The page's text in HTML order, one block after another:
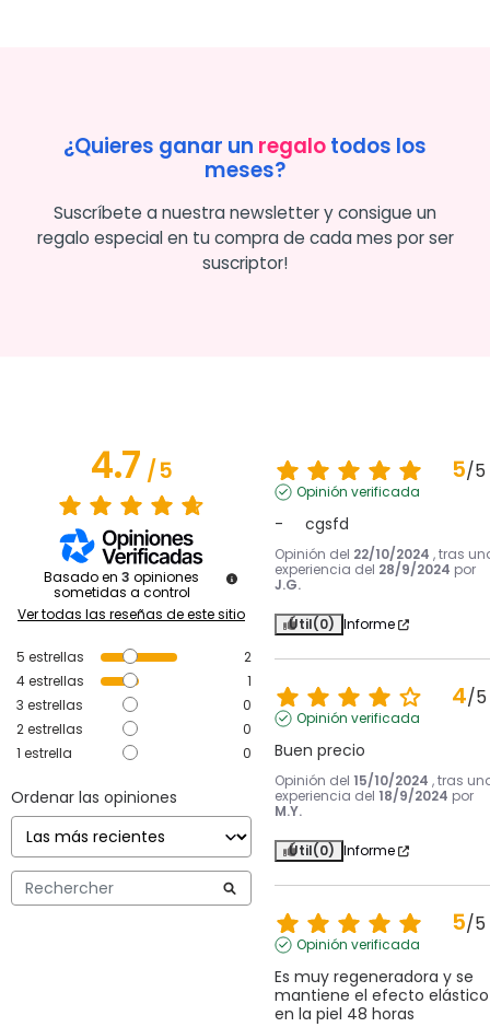
¿Quieres ganar un regalotodos los
meses?
Suscríbete a nuestra newsletter y consigue un
regalo especial en tu compra de cada mes por ser
suscriptor!
4.7/5
Basado en 3 opiniones
sometidas a control
Ver todas las reseñas de este sitio
5 estrellas
2
4estrellas
1
3 estrellas
0
2estrellas
0
1 estrella 0
Ordenar las opiniones
5/5
Opinión verificada
-     cgsfd
Opinión del 22/10/2024 , tras
experiencia del 28/9/2024 por
J.G.
Útil(0) Informe
4/5
Opinión verificada
Buen precio
Opinión del 15/10/2024 , tras
experiencia del 18/9/2024 por
M.Y.
Útil(0) Informe
5/5
Opinión verificada
Es muy regeneradora y se
mantiene el efecto elástico
en la piel 48 horas